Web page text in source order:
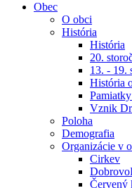
Obec
O obci
História
História
20.
13. - 19.
História
Vznik
Poloha
Demografia
Organizácie v
Cirkev
Červený